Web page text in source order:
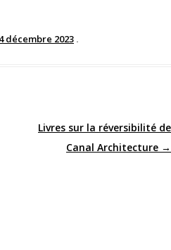
décembre 2023 .
Livres sur la réversibilité de
Canal Architecture →